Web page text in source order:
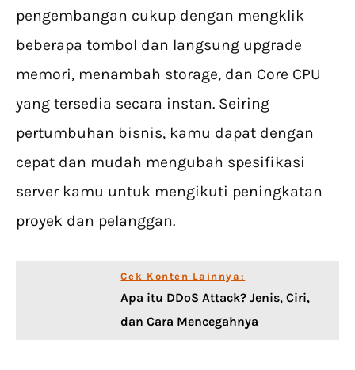
pengembangan cukup dengan mengklik
beberapa tombol dan langsung upgrade
memori, menambah storage, dan Core CPU
yang tersedia secara instan. Seiring
pertumbuhan bisnis, kamu dapat dengan
cepat dan mudah mengubah spesifikasi
server kamu untuk mengikuti peningkatan
proyek dan pelanggan.
Cek Konten Lainnya:
Apa itu DDoS Attack? Jenis, Ciri,
dan Cara Mencegahnya